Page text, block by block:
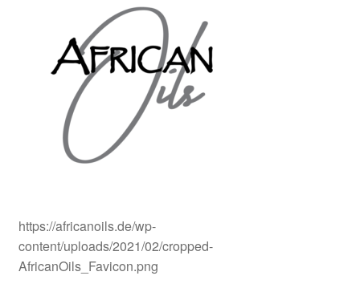
Kontakt
Store Finder
Partnerprogramm
https://africanoils.de/wp-
content/uploads/2021/02/cropped-
AfricanOils_Favicon.png